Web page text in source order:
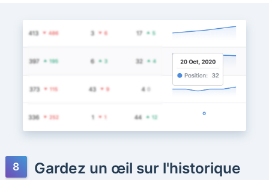
Gardez un œil sur l'historique